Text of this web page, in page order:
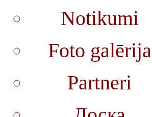
Notikumi
Foto galērija
Partneri